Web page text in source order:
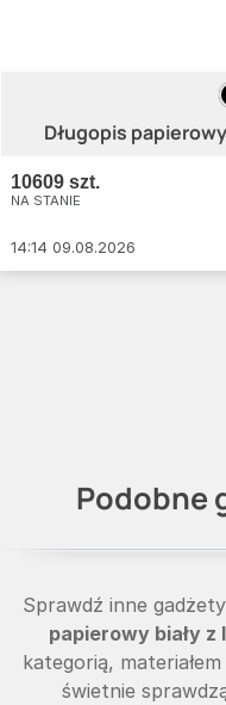
Długopis
10609 szt.
NA STANIE
14:14 09.08.2026
Podobne
Sprawdź inne
papierowy biały z
kategorią,
świetnie